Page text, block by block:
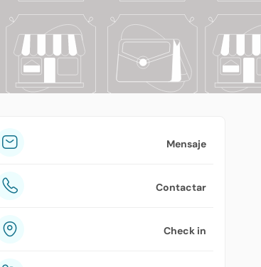
Mensaje
Contactar
Check in
tuPlaza
Acerca de nosotros